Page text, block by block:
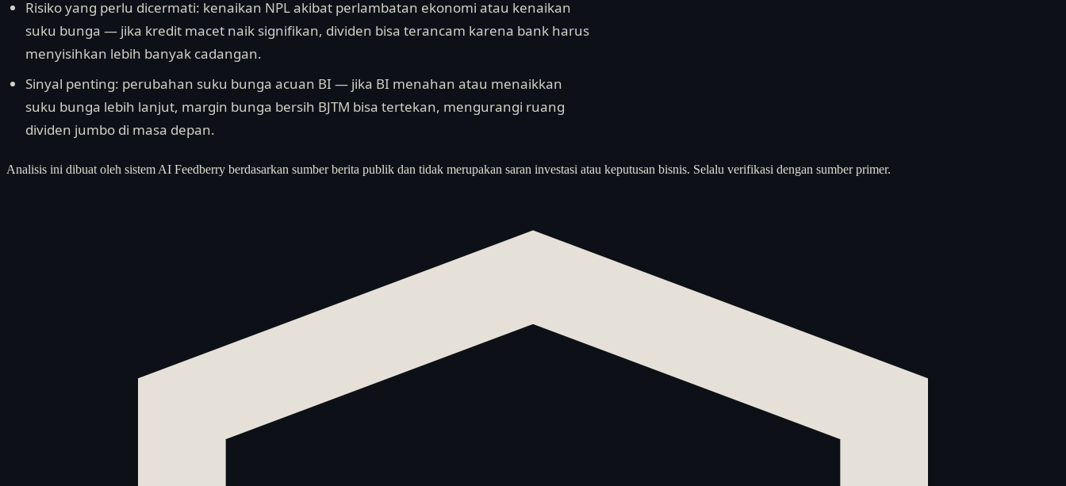
Risiko yang perlu dicermati: kenaikan NPL akibat perlambatan ekonomi atau kenaikan
suku bunga — jika kredit macet naik signifikan, dividen bisa terancam karena bank harus
menyisihkan lebih banyak cadangan.
Sinyal penting: perubahan suku bunga acuan BI — jika BI menahan atau menaikkan
suku bunga lebih lanjut, margin bunga bersih BJTM bisa tertekan, mengurangi ruang
dividen jumbo di masa depan.
Analisis ini dibuat oleh sistem AI Feedberry berdasarkan sumber berita publik dan tidak merupakan saran investasi atau keputusan bisnis. Selalu verifikasi dengan sumber primer.